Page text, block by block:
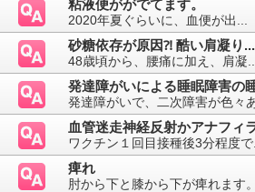
粘液便ががでてます。
2020年夏ぐらいに、血便が出...
砂糖依存が原因⁈ 酷い肩凝り...
48歳頃から、腰痛に加え、肩凝...
発達障がいによる睡眠障害の
発達障がいで、二次障害が色々あ
血管迷走神経反射かアナフィ
ワクチン１回目接種後3分程度で
痺れ
肘から下と膝から下が痺れます。